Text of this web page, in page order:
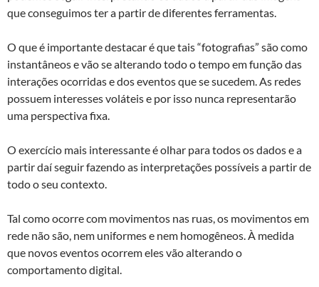
que conseguimos ter a partir de diferentes ferramentas.
O que é importante destacar é que tais “fotografias” são como
instantâneos e vão se alterando todo o tempo em função das
interações ocorridas e dos eventos que se sucedem. As redes
possuem interesses voláteis e por isso nunca representarão
uma perspectiva fixa.
O exercício mais interessante é olhar para todos os dados e a
partir daí seguir fazendo as interpretações possíveis a partir de
todo o seu contexto.
Tal como ocorre com movimentos nas ruas, os movimentos em
rede não são, nem uniformes e nem homogêneos. À medida
que novos eventos ocorrem eles vão alterando o
comportamento digital.